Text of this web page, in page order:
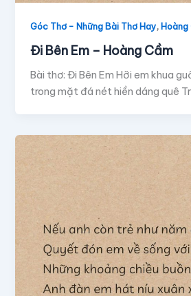
Góc Thơ - Những Bài Thơ Hay,Hoàng
Đi Bên Em – Hoàng Cầm
Bài thơ: Đi Bên Em Hỡi em khua
trong mặt đá nét hiền dáng quê